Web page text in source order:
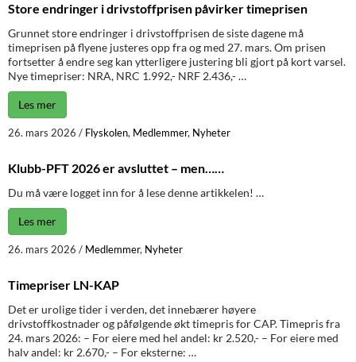
Store endringer i drivstoffprisen påvirker timeprisen
Grunnet store endringer i drivstoffprisen de siste dagene må
timeprisen på flyene justeres opp fra og med 27. mars. Om prisen
fortsetter å endre seg kan ytterligere justering bli gjort på kort varsel.
Nye timepriser: NRA, NRC 1.992,- NRF 2.436,- …
Les mer
26. mars 2026 / Flyskolen, Medlemmer, Nyheter
Klubb-PFT 2026 er avsluttet – men……
Du må være logget inn for å lese denne artikkelen! …
Les mer
26. mars 2026 / Medlemmer, Nyheter
Timepriser LN-KAP
Det er urolige tider i verden, det innebærer høyere
drivstoffkostnader og påfølgende økt timepris for CAP. Timepris fra
24. mars 2026: – For eiere med hel andel: kr 2.520,- – For eiere med
halv andel: kr 2.670,- – For eksterne: …